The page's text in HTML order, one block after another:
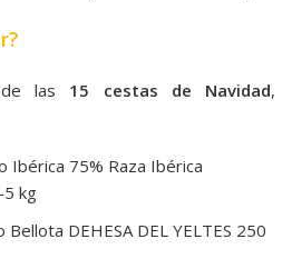
las 15 cestas de Navidad,
Ibérica 75% Raza Ibérica
kg
DEHESA DEL YELTES 250